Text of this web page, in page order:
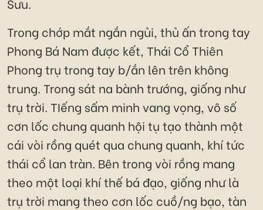
Trong chớp mắt ngắn ngủi, thủ ấn trong tay
Phong Bá Nam được kết, Thái Cổ Thiên
Phong trụ trong tay b/ắn lên trên không
trung. Trong sát na bành trướng, giống như
trụ trời. TIếng sấm minh vang vọng, vô số
cơn lốc chung quanh hội tụ tạo thành một
cái vòi rồng quét qua chung quanh, khí tức
thái cổ lan tràn. Bên trong vòi rồng mang
theo một loại khí thế bá đạo, giống như là
trụ trời mang theo cơn lốc cuồ/ng bạo, tàn